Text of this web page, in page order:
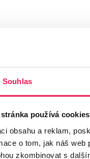
Souhlas
používá cookies
obsahu a reklam,
o tom, jak náš
zkombinovat s
dřevo:
silic)